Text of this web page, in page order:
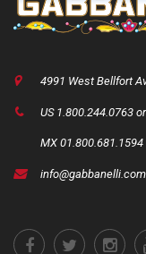
4991 West Bellfort
US 1.800.244.0763
MX 01.800.681.1594
info@gabbanelli.com